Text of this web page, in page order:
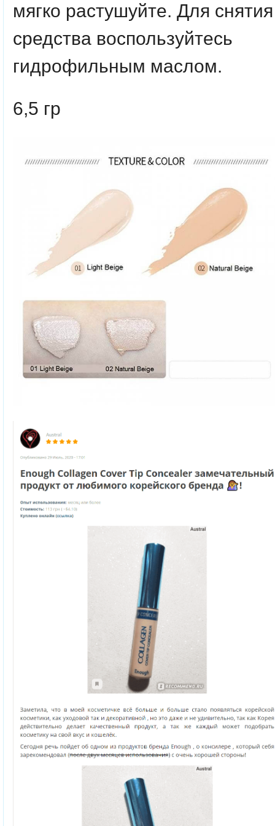
мягко растушуйте. Для снятия
средства воспользуйтесь
гидрофильным маслом.
6,5 гр